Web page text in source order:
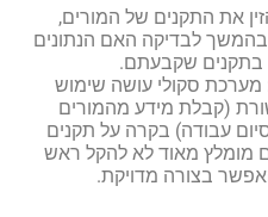
את התקנים של המורים,
לבדיקה האם הנתונים
בתקנים שקבעתם.
מערכת סקולי עושה שימוש
(קבלת מידע מהמורים
עבודה) בקרה על תקנים
מומלץ מאוד לא להקל ראש
בצורה מדויקת.